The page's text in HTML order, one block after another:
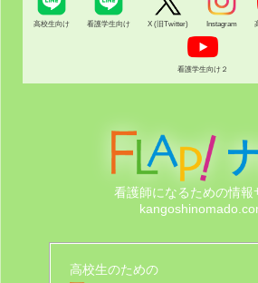
高校生向け 看護学生向け X (旧Twitter) Instagram
看護学生向け２
看護師になるための情報
高校生のための